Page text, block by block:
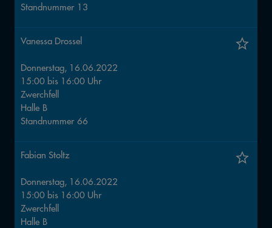
Standnummer 13
Vanessa Drossel
Donnerstag, 16.06.2022
15:00 bis 16:00 Uhr
Zwerchfell
Halle B
Standnummer 66
Fabian Stoltz
Donnerstag, 16.06.2022
15:00 bis 16:00 Uhr
Zwerchfell
Halle B